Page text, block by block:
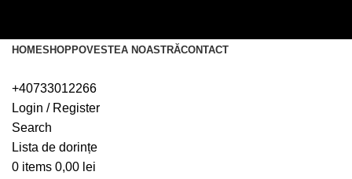
HOMESHOPPOVESTEA NOASTRĂCONTACT
+40733012266
Login / Register
Search
Lista de dorințe
0 items 0,00 lei